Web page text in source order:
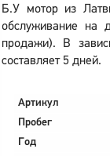
Б.У мотор из
обслуживание на
продажи). В
составляет 5 дней.
Артикул
Пробег
Год